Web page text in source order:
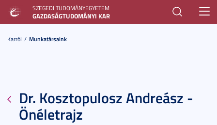
SZEGEDI TUDOMÁNYEGYETEM
GAZDASÁGTUDOMÁNYI KAR
Karról Munkatársaink
Dr. Kosztopulosz Andreász -
Önéletrajz